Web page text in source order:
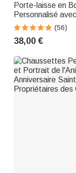
Porte-laisse en
Personnalisé
Chien Cadeau de
Amoureux des
(56)
38,00 €